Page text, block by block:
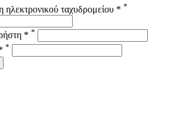
ηλεκτρονικού ταχυδρομείου * *
* *
*